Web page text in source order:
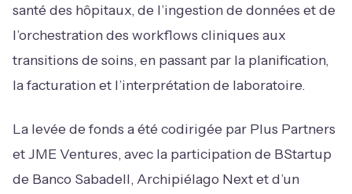
santé des hôpitaux, de l’ingestion de données et de
l’orchestration des workflows cliniques aux
transitions de soins, en passant par la planification,
la facturation et l’interprétation de laboratoire.
La levée de fonds a été codirigée par Plus Partners
et JME Ventures, avec la participation de BStartup
de Banco Sabadell, Archipiélago Next et d’un